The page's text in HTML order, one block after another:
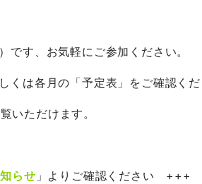
す、お気軽にご参加ください。
くは各月の「予定表」をご確認く
いただけます。
らせ 」よりご確認ください +++